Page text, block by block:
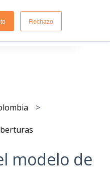
Rechazo
dudas
modelo de